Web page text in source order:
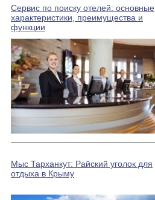
Сервис по поиску отелей: основные
характеристики, преимущества и
функции
Мыс Тарханкут: Райский уголок для
отдыха в Крыму